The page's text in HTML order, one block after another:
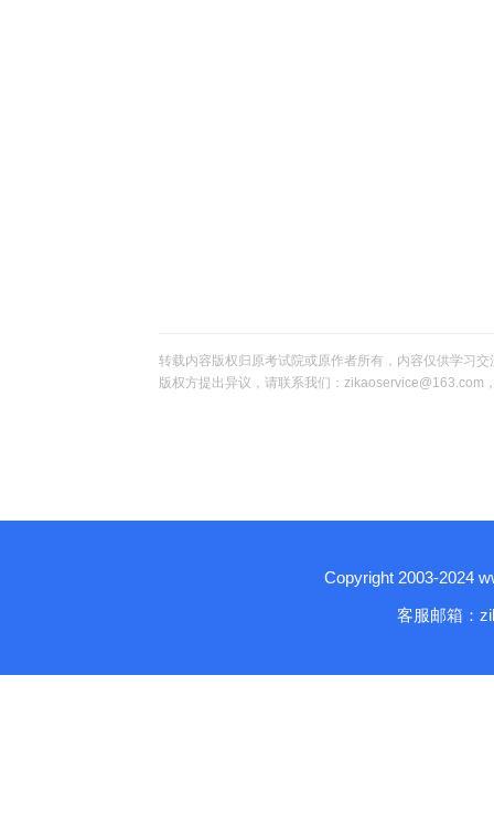
转载内容版权归原考试院或原作者所有，内容仅供学习
版权方提出异议，请联系我们：zikaoservice@163.com
Copyright 2003-2024
客服邮箱：